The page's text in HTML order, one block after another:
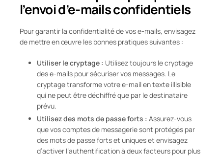
l’envoi d’e-mails confidentiels
Pour garantir la confidentialité de vos e-mails, envisagez
de mettre en œuvre les bonnes pratiques suivantes :
Utiliser le cryptage : Utilisez toujours le cryptage
des e-mails pour sécuriser vos messages. Le
cryptage transforme votre e-mail en texte illisible
qui ne peut être déchiffré que par le destinataire
prévu.
Utilisez des mots de passe forts : Assurez-vous
que vos comptes de messagerie sont protégés par
des mots de passe forts et uniques et envisagez
d’activer l’authentification à deux facteurs pour plus